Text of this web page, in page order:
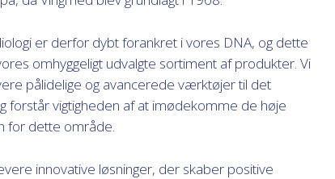
er derfor dybt forankret i vores DNA, og dette
omhyggeligt udvalgte sortiment af produkter. Vi
pålidelige og avancerede værktøjer til det
forstår vigtigheden af at imødekomme de høje
for dette område.
innovative løsninger, der skaber positive